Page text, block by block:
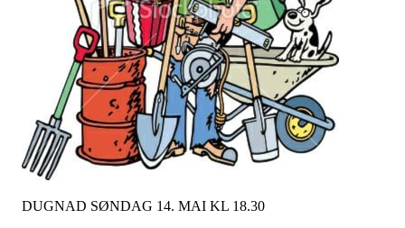
DUGNAD SØNDAG 14. MAI KL 18.30